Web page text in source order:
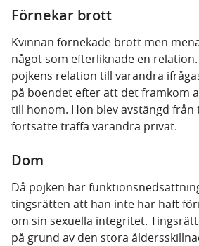
Förnekar brott
Kvinnan förnekade brott men
något som efterliknade en
pojkens relation till varandra
på boendet efter att det framkom
till honom. Hon blev avstängd från
fortsatte träffa varandra privat.
Dom
Då pojken har
tingsrätten att han inte har haft
om sin sexuella integritet.
på grund av den stora